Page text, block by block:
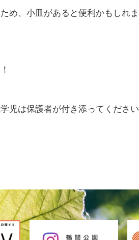
皿があると便利かもしれま
は保護者が付き添ってくださ